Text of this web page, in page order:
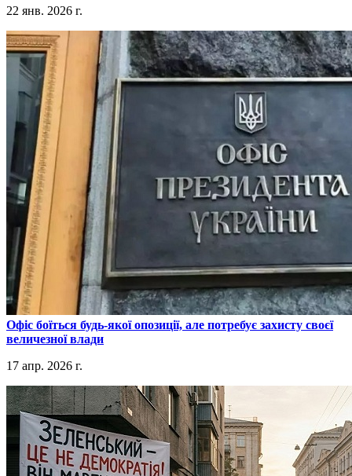
22 янв. 2026 г.
​Офіс боїться будь-якої опозиції, але потребує захисту своєї
величезної влади
17 апр. 2026 г.